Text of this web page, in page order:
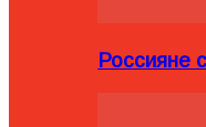
Россияне